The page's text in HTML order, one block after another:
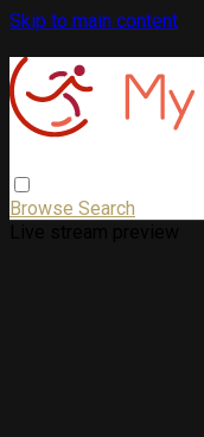
Skip to main content
Browse Search